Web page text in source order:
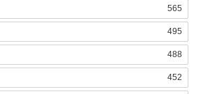
565
495
488
452